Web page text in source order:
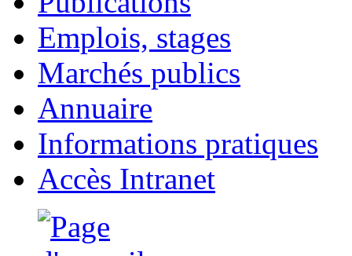
Emplois, stages
Marchés publics
Annuaire
Informations pratiques
Accès Intranet